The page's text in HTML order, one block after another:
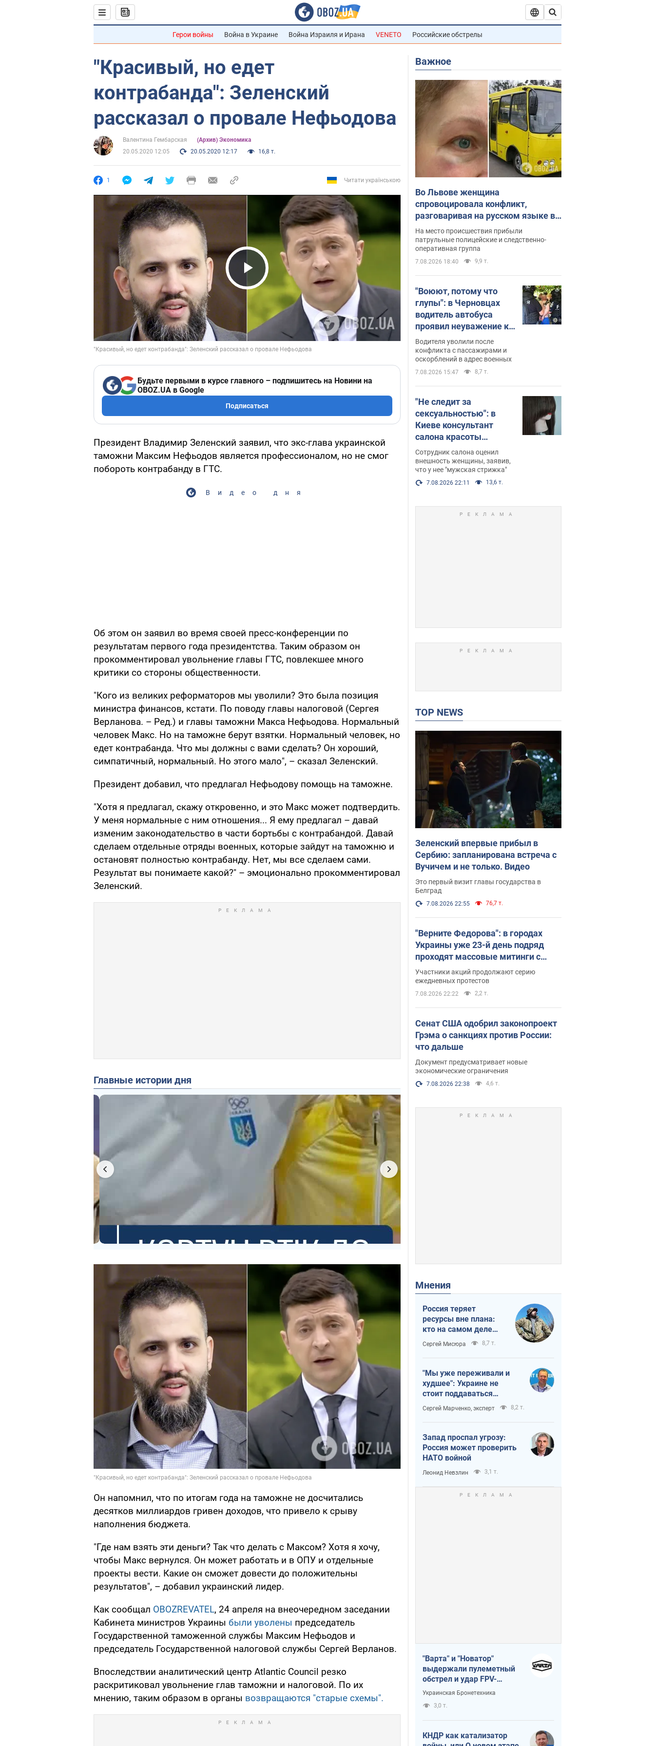
Герои войны Война в Украине Война Израиля и Ирана VENETO Российские обстрелы
"Красивый, но едет
контрабанда": Зеленский
рассказал о провале Нефьодова
Валентина Гембарская
(Архив) Экономика
20.05.2020 12:05
20.05.2020 12:17 16,8 т.
1 Читати українською
Play Video
Будьте первыми в курсе главного – подпишитесь на Новини на
OBOZ.UA в Google
Подписаться
Президент Владимир Зеленский заявил, что экс-глава украинской
таможни Максим Нефьодов является профессионалом, но не смог
побороть контрабанду в ГТС.
Видео дня
Об этом он заявил во время своей пресс-конференции по
результатам первого года президентства. Таким образом он
прокомментировал увольнение главы ГТС, повлекшее много
критики со стороны общественности.
"Кого из великих реформаторов мы уволили? Это была позиция
министра финансов, кстати. По поводу главы налоговой (Сергея
Верланова. – Ред.) и главы таможни Макса Нефьодова. Нормальный
человек Макс. Но на таможне берут взятки. Нормальный человек, но
едет контрабанда. Что мы должны с вами сделать? Он хороший,
симпатичный, нормальный. Но этого мало", – сказал Зеленский.
Президент добавил, что предлагал Нефьодову помощь на таможне.
"Хотя я предлагал, скажу откровенно, и это Макс может подтвердить.
У меня нормальные с ним отношения... Я ему предлагал – давай
изменим законодательство в части бортьбы с контрабандой. Давай
сделаем отдельные отряды военных, которые зайдут на таможню и
остановят полностью контрабанду. Нет, мы все сделаем сами.
Результат вы понимаете какой?" – эмоционально прокомментировал
Зеленский.
Главные истории дня
Он напомнил, что по итогам года на таможне не досчитались
десятков миллиардов гривен доходов, что привело к срыву
наполнения бюджета.
"Где нам взять эти деньги? Так что делать с Максом? Хотя я хочу,
чтобы Макс вернулся. Он может работать и в ОПУ и отдельные
проекты вести. Какие он сможет довести до положительны
результатов", – добавил украинский лидер.
Как сообщал OBOZREVATEL, 24 апреля на внеочередном заседании
Кабинета министров Украины были уволены председатель
Государственной таможенной службы Максим Нефьодов и
председатель Государственной налоговой службы Сергей Верланов.
Впоследствии аналитический центр Atlantic Council резко
раскритиковал увольнение глав таможни и налоговой. По их
мнению, таким образом в органы возвращаются "старые схемы".
Важное
Во Львове женщина
спровоцировала конфликт,
разговаривая на русском языке в
маршрутке: полиция составила
административный протокол.
Видео
На место происшествия прибыли
патрульные полицейские и следственно-
оперативная группа
7.08.2026 18:40 9,9 т.
"Воюют, потому что
глупы": в Черновцах
водитель автобуса
проявил неуважение к
украинским военным и
поплатился за это.
Видео
Водителя уволили после
конфликта с пассажирами и
оскорблений в адрес военных
7.08.2026 15:47 8,7 т.
"Не следит за
сексуальностью": в
Киеве консультант
салона красоты
оскорбил женщину
после химиотерапии,
разгорелся скандал.
Фото
Сотрудник салона оценил
внешность женщины, заявив,
что у нее "мужская стрижка"
7.08.2026 22:11 13,6 т.
TOP NEWS
Зеленский впервые прибыл в
Сербию: запланирована встреча с
Вучичем и не только. Видео
Это первый визит главы государства в
Белград
7.08.2026 22:55 76,7 т.
"Верните Федорова": в городах
Украины уже 23-й день подряд
проходят массовые митинги с
плакатами. Фото и видео
Участники акций продолжают серию
ежедневных протестов
7.08.2026 22:22 2,2 т.
Сенат США одобрил законопроект
Грэма о санкциях против России:
что дальше
Документ предусматривает новые
экономические ограничения
7.08.2026 22:38 4,6 т.
Мнения
Россия теряет
ресурсы вне плана:
кто на самом деле
диктует темп войны
Сергей Мисюра 8,7 т.
"Мы уже переживали и
худшее": Украине не
стоит поддаваться
отчаянию из-за
ракетного террора
Сергей Марченко, эксперт 8,2 т.
Запад проспал угрозу:
Россия может проверить
НАТО войной
Леонид Невзлин 3,1 т.
"Варта" и "Новатор"
выдержали пулеметный
обстрел и удар FPV-
дрона, сохранив жизнь
Украинская Бронетехника
3,0 т.
КНДР как катализатор